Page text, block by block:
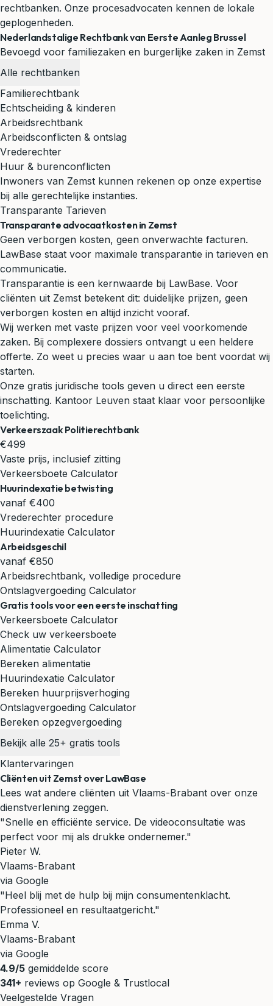
rechtbanken. Onze procesadvocaten kennen de lokale
geplogenheden.
Nederlandstalige Rechtbank van Eerste Aanleg Brussel
Bevoegd voor familiezaken en burgerlijke zaken in Zemst
Alle rechtbanken
Familierechtbank
Echtscheiding & kinderen
Arbeidsrechtbank
Arbeidsconflicten & ontslag
Vrederechter
Huur & burenconflicten
Inwoners van Zemst kunnen rekenen op onze expertise
bij alle gerechtelijke instanties.
Transparante Tarieven
Transparante advocaatkosten in Zemst
Geen verborgen kosten, geen onverwachte facturen.
LawBase staat voor maximale transparantie in tarieven en
communicatie.
Transparantie is een kernwaarde bij LawBase. Voor
cliënten uit Zemst betekent dit: duidelijke prijzen, geen
verborgen kosten en altijd inzicht vooraf.
Wij werken met vaste prijzen voor veel voorkomende
zaken. Bij complexere dossiers ontvangt u een heldere
offerte. Zo weet u precies waar u aan toe bent voordat wij
starten.
Onze gratis juridische tools geven u direct een eerste
inschatting. Kantoor Leuven staat klaar voor persoonlijke
toelichting.
Verkeerszaak Politierechtbank
€499
Vaste prijs, inclusief zitting
Verkeersboete Calculator
Huurindexatie betwisting
vanaf €400
Vrederechter procedure
Huurindexatie Calculator
Arbeidsgeschil
vanaf €850
Arbeidsrechtbank, volledige procedure
Ontslagvergoeding Calculator
Gratis tools voor een eerste inschatting
Verkeersboete Calculator
Check uw verkeersboete
Alimentatie Calculator
Bereken alimentatie
Huurindexatie Calculator
Bereken huurprijsverhoging
Ontslagvergoeding Calculator
Bereken opzegvergoeding
Bekijk alle 25+ gratis tools
Klantervaringen
Cliënten uit Zemst over LawBase
Lees wat andere cliënten uit Vlaams-Brabant over onze
dienstverlening zeggen.
"Snelle en efficiënte service. De videoconsultatie was
perfect voor mij als drukke ondernemer."
Pieter W.
Vlaams-Brabant
via Google
"Heel blij met de hulp bij mijn consumentenklacht.
Professioneel en resultaatgericht."
Emma V.
Vlaams-Brabant
via Google
4.9/5 gemiddelde score
341+ reviews op Google & Trustlocal
Veelgestelde Vragen